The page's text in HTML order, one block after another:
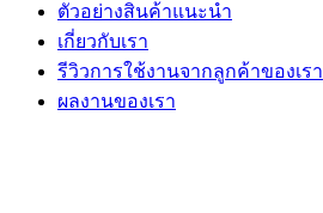
ตัวอย่างสินค้าแนะนำ
เกี่ยวกับเรา
รีวิวการใช้งานจากลูกค้าของเรา
ผลงานของเรา